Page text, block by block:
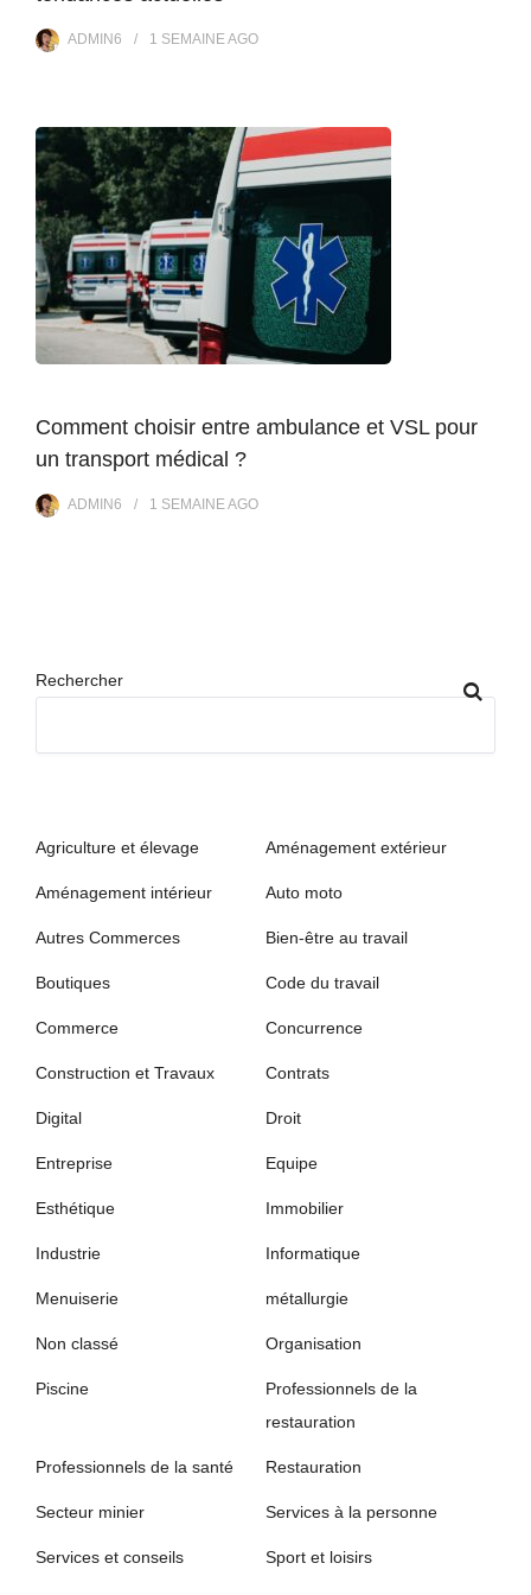
ADMIN6 1 SEMAINEAGO
Comment choisir entre ambulance et VSL pour
un transport médical ?
ADMIN6 1 SEMAINEAGO
Rechercher
Agriculture et élevage Aménagement extérieur
Aménagement intérieur Auto moto
Autres Commerces Bien-être au travail
Boutiques Code du travail
Commerce Concurrence
Construction et Travaux Contrats
Digital Droit
Entreprise Equipe
Esthétique Immobilier
Industrie Informatique
Menuiserie métallurgie
Non classé Organisation
Piscine
Professionnels de la
restauration
Professionnels de la santé Restauration
Secteur minier Services à la personne
Services et conseils Sport et loisirs